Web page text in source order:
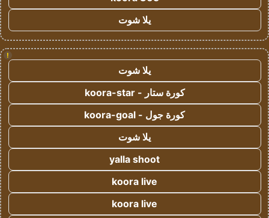
يلا شوت
!
يلا شوت
كورة ستار - koora-star
كورة جول - koora-goal
يلا شوت
yalla shoot
koora live
koora live